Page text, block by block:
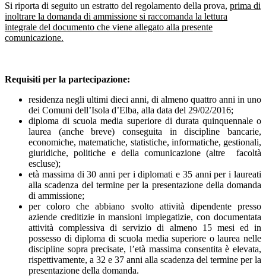
Si riporta di seguito un estratto del regolamento della prova, prima di
inoltrare la domanda di ammissione si raccomanda la lettura
integrale del documento che viene allegato alla presente
comunicazione.
Requisiti per la partecipazione:
residenza negli ultimi dieci anni, di almeno quattro anni in uno
dei Comuni dell’Isola d’Elba, alla data del 29/02/2016;
diploma di scuola media superiore di durata quinquennale o
laurea (anche breve) conseguita in discipline bancarie,
economiche, matematiche, statistiche, informatiche, gestionali,
giuridiche, politiche e della comunicazione (altre facoltà
escluse);
età massima di 30 anni per i diplomati e 35 anni per i laureati
alla scadenza del termine per la presentazione della domanda
di ammissione;
per coloro che abbiano svolto attività dipendente presso
aziende creditizie in mansioni impiegatizie, con documentata
attività complessiva di servizio di almeno 15 mesi ed in
possesso di diploma di scuola media superiore o laurea nelle
discipline sopra precisate, l’età massima consentita è elevata,
rispettivamente, a 32 e 37 anni alla scadenza del termine per la
presentazione della domanda.